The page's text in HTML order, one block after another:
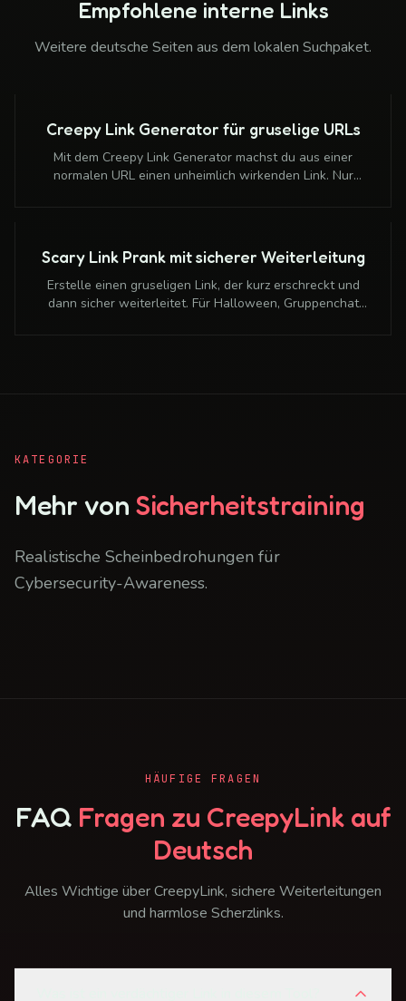
Empfohlene interne Links
Weitere deutsche Seiten aus dem lokalen Suchpaket.
Creepy Link Generator für gruselige URLs
Mit dem Creepy Link Generator machst du aus einer
normalen URL einen unheimlich wirkenden Link. Nur
Scary Link Prank mit sicherer Weiterleitung
Erstelle einen gruseligen Link, der kurz erschreckt und
dann sicher weiterleitet. Für Halloween, Gruppenchat
KATEGORIE
Mehr von Sicherheitstraining
Realistische Scheinbedrohungen für
Cybersecurity-Awareness.
HÄUFIGE FRAGEN
FAQ Fragen zu CreepyLink auf
Deutsch
Alles Wichtige über CreepyLink, sichere Weiterleitungen
und harmlose Scherzlinks.